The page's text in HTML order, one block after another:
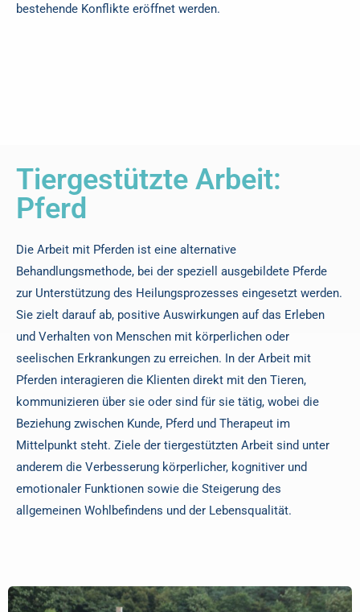
bestehende Konflikte eröffnet werden.
Tiergestützte Arbeit:
Pferd
Die Arbeit mit Pferden ist eine alternative
Behandlungsmethode, bei der speziell ausgebildete Pferde
zur Unterstützung des Heilungsprozesses eingesetzt werden.
Sie zielt darauf ab, positive Auswirkungen auf das Erleben
und Verhalten von Menschen mit körperlichen oder
seelischen Erkrankungen zu erreichen. In der Arbeit mit
Pferden interagieren die Klienten direkt mit den Tieren,
kommunizieren über sie oder sind für sie tätig, wobei die
Beziehung zwischen Kunde, Pferd und Therapeut im
Mittelpunkt steht. Ziele der tiergestützten Arbeit sind unter
anderem die Verbesserung körperlicher, kognitiver und
emotionaler Funktionen sowie die Steigerung des
allgemeinen Wohlbefindens und der Lebensqualität.